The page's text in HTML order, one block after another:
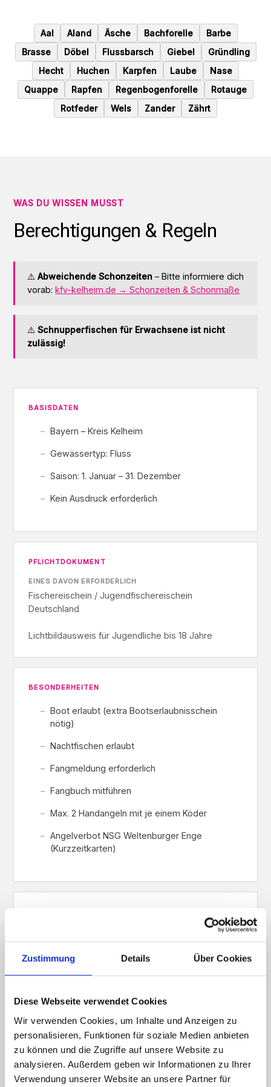
Zustimmung Details Über Cookies
Diese Webseite verwendet Cookies
Wir verwenden Cookies, um Inhalte und Anzeigen zu
personalisieren, Funktionen für soziale Medien anbieten
zu können und die Zugriffe auf unsere Website zu
analysieren. Außerdem geben wir Informationen zu Ihrer
Verwendung unserer Website an unsere Partner für
Aal Aland Äsche Bachforelle
Barbe
Brasse
Döbel Flussbarsch Giebel
Gründling
Hecht
Huchen Karpfen Laube
Nase
Quappe
Rapfen Regenbogenforelle
Rotauge
Rotfeder
Wels Zander Zährt
WAS DU WISSEN MUSST
Berechtigungen & Regeln
⚠️Abweichende Schonzeiten – Bitte informiere dich
vorab:kfv-kelheim.de → Schonzeiten & Schonmaße
⚠️Schnupperfischen für Erwachsene ist nicht
zulässig!
BASISDATEN
Bayern – Kreis Kelheim
Gewässertyp: Fluss
Saison: 1. Januar – 31. Dezember
Kein Ausdruck erforderlich
PFLICHTDOKUMENT
EINES DAVON ERFORDERLICH
Fischereischein / Jugendfischereischein
Deutschland
Lichtbildausweis für Jugendliche bis 18 Jahre
BESONDERHEITEN
Boot erlaubt (extra Bootserlaubnisschein
nötig)
Nachtfischen erlaubt
Fangmeldung erforderlich
Fangbuch mitführen
Max. 2 Handangeln mit je einem Köder
Angelverbot NSG Weltenburger Enge
(Kurzzeitkarten)
Feedern
Posenangeln
Spinnangeln